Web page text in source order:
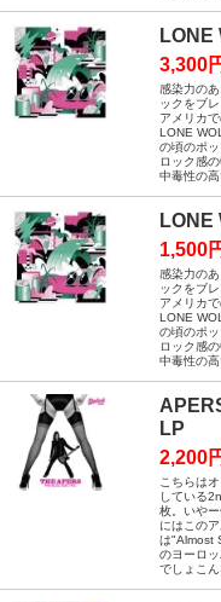
LONE
3,300
感染力の
ックをブ
アメリカ
LONE
の頃のポ
ロック感
中毒性の
LONE
1,500
感染力の
ックをブ
アメリカ
LONE
の頃のポ
ロック感
中毒性の
LP
2,200
こちらは
している
枚。いや
にはこの
は"Almost
のヨーロ
でしょこ